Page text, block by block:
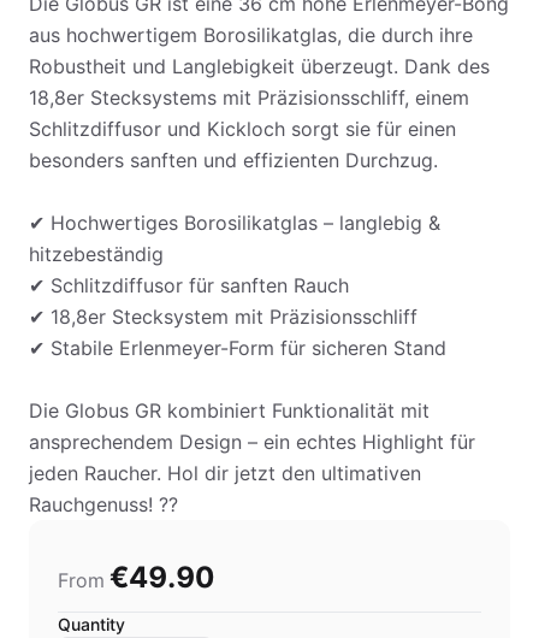
aus hochwertigem Borosilikatglas, die durch ihre
Robustheit und Langlebigkeit überzeugt. Dank des
18,8er Stecksystems mit Präzisionsschliff, einem
Schlitzdiffusor und Kickloch sorgt sie für einen
besonders sanften und effizienten Durchzug.
✔ Hochwertiges Borosilikatglas – langlebig &
hitzebeständig
✔ Schlitzdiffusor für sanften Rauch
✔ 18,8er Stecksystem mit Präzisionsschliff
✔ Stabile Erlenmeyer-Form für sicheren Stand
Die Globus GR kombiniert Funktionalität mit
ansprechendem Design – ein echtes Highlight für
jeden Raucher. Hol dir jetzt den ultimativen
Rauchgenuss! ??
From €49.90
Quantity